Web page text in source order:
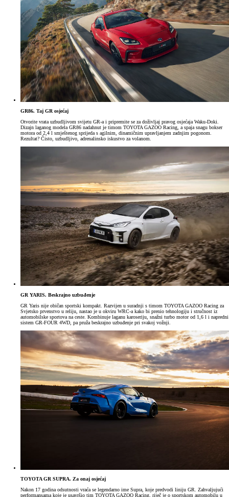
GR86. Taj GR osjećaj
Otvorite vrata uzbudljivom svijetu GR-a i pripremite se za doživljaj pravog osjećaja Waku-Doki.
Dizajn laganog modela GR86 nadahnut je timom TOYOTA GAZOO Racing, a spaja snagu bokser
motora od 2,4 l smještenog sprijeda s agilnim, dinamičnim upravljanjem zadnjim pogonom.
Rezultat? Čisto, uzbudljivo, adrenalinsko iskustvo za volanom.
GR YARIS. Beskrajno uzbuđenje
GR Yaris nije običan sportski kompakt. Razvijen u suradnji s timom TOYOTA GAZOO Racing za
Svjetsko prvenstvo u reliju, nastao je u okviru WRC-a kako bi prenio tehnologiju i stručnost iz
automobilske sportova na ceste. Kombinuje laganu karoseriju, snažni turbo motor od 1,6 l i napredni
sistem GR-FOUR 4WD, pa pruža beskrajno uzbuđenje pri svakoj vožnji.
TOYOTA GR SUPRA. Za onaj osjećaj
Nakon 17 godina odsutnosti vraća se legendarno ime Supra, koje predvodi liniju GR. Zahvaljujući
performansama koje je usavršio tim TOYOTA GAZOO Racing, riječ je o sportskom automobilu u